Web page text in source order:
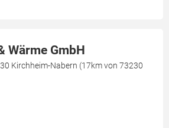
Wärme GmbH
Kirchheim-Nabern (17km von 73230